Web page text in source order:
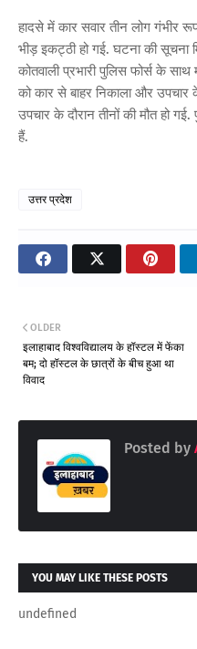
हादसे में कार सवार तीन लोग गंभीर
भीड़ इकट्ठी हो गई. घटना की सूचना
कोतवाली प्रभारी पुलिस फोर्स के
को कार से बाहर निकाला और उपचार
उपचार के दौरान तीनों की मौत हो
हैं.
उत्तर प्रदेश
OLDER
इलाहाबाद विश्वविद्यालय के हॉस्टल में फेंका
बम; दो हॉस्टल के छात्रों के बीच हुआ था
विवाद
Posted by
YOU MAY LIKE THESE POSTS
undefined